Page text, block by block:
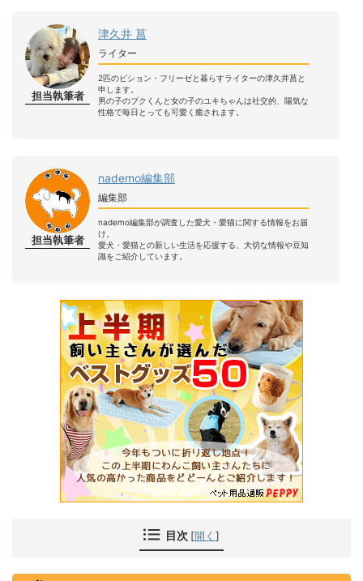
担当執筆者
津久井 菖
ライター
2匹のビション・フリーゼと暮らすライターの津久井菖と
申します。
男の子のプクくんと女の子のユキちゃんは社交的、陽気な
性格で毎日とっても可愛く癒されます。
担当執筆者
nademo編集部
編集部
nademo編集部が調査した愛犬・愛猫に関する情報をお届
け。
愛犬・愛猫との新しい生活を応援する、大切な情報や豆知
識をご紹介しています。
目次 [開く ]